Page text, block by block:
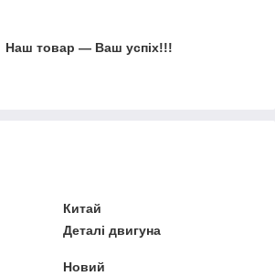
Наш товар ― Ваш успіх!!!
Китай
Деталі двигуна
Новий